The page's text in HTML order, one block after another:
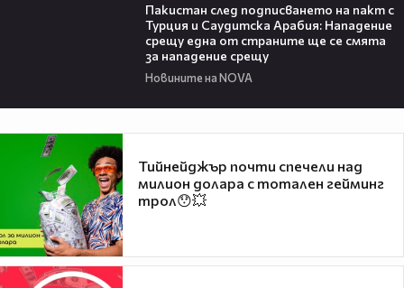
Пакистан след подписването на пакт с
Турция и Саудитска Арабия: Нападение
срещу една от страните ще се смята
за нападение срещу
Новините на NOVA
Тийнейджър почти спечели над
милион долара с тотален гейминг
трол😯💥